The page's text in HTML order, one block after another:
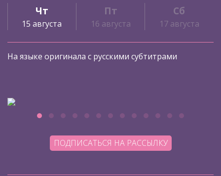
Чт
15 августа
Пт
16 августа
Сб
17 августа
На языке оригинала с русскими субтитрами
ПОДПИСАТЬСЯ НА РАССЫЛКУ